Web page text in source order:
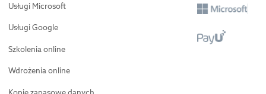
Usługi Microsoft
Usługi Google
Szkolenia online
Wdrożenia online